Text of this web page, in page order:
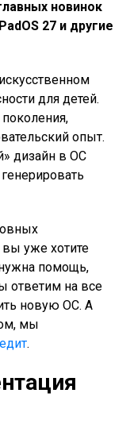
новинок
27 и другие
для детей.
опыт.
дизайн в ОС
уже хотите
помощь,
ответим на все
новую ОС. А
мы
.